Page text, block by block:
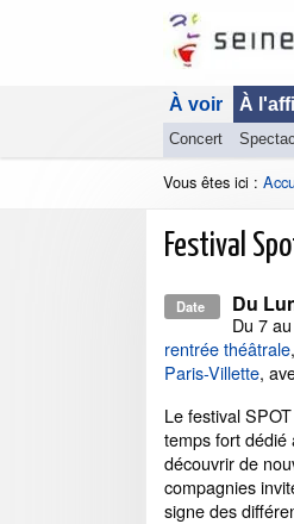
À voir À
Concert
Vous êtes ici :
Festival
Date Du
Du 7
rentrée théâtrale
Paris-Villette,
Le festival
temps fort dédié
découvrir de
compagnies
signe des